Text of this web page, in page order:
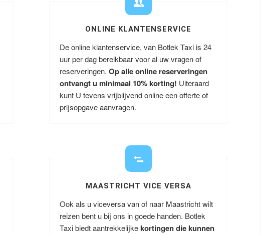
ONLINE KLANTENSERVICE
De online klantenservice, van Botlek Taxi is 24
uur per dag bereikbaar voor al uw vragen of
reserveringen.Op alle online reserveringen
ontvangt u minimaal 10% korting! Uiteraard
kunt U tevens vrijblijvend online een offerte of
prijsopgave aanvragen.
MAASTRICHT VICE VERSA
Ook als u viceversa van of naar Maastricht wilt
reizen bent u bij ons in goede handen. Botlek
Taxi biedt aantrekkelijkekortingen die kunnen